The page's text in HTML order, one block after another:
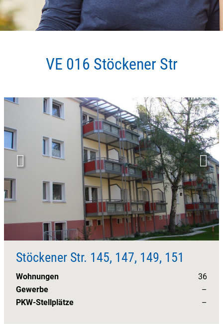
VE 016 Stöckener Str
Stöckener Str. 145, 147, 149, 151
Wohnungen
36
Gewerbe
–
PKW-Stellplätze
–